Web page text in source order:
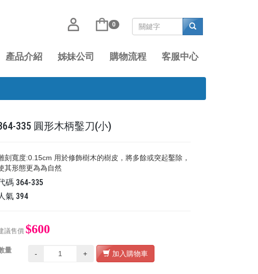
0
產品介紹 姊妹公司 購物流程 客服中心
335 圓形木柄鑿刀(小)
刻寬度:0.15cm 用於修飾樹木的樹皮，將多餘或突起鑿除，
其形態更為為自然
碼 364-335
氣 394
議售價 $600
量 - + 加入購物車